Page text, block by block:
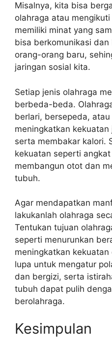
Misalnya, kita bisa
olahraga atau
memiliki minat yang
bisa berkomunikasi
orang-orang baru,
jaringan sosial kita.
Setiap jenis olahraga
berbeda-beda.
berlari, bersepeda,
meningkatkan
serta membakar kalori.
kekuatan seperti
membangun otot dan
tubuh.
Agar mendapatkan
lakukanlah olahraga
Tentukan tujuan
seperti menurunkan
meningkatkan
lupa untuk mengatur
dan bergizi, serta
tubuh dapat pulih
berolahraga.
Kesimpulan